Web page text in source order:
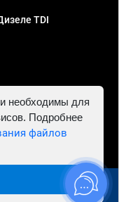
TDI
Автосервис "Евро
необходимы для
Подробнее
файлов